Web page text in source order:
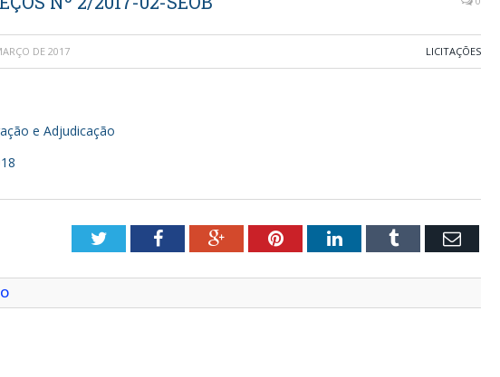
DE 2017 LICITAÇÕES
e Adjudicação
TwitterFacebookGoogle+PinterestLinkedInTumblr Email